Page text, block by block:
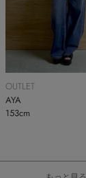
OUTLET
AYA
153cm